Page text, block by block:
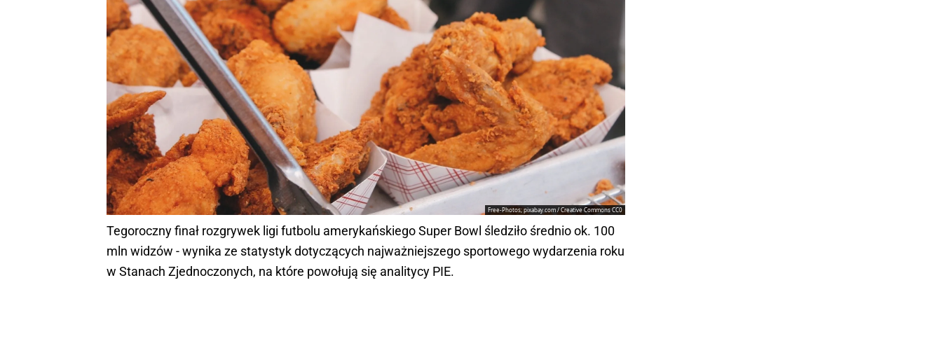
Free-Photos; pixabay.com / Creative Commons CC0
Tegoroczny finał rozgrywek ligi futbolu amerykańskiego Super Bowl śledziło średnio ok. 100
mln widzów - wynika ze statystyk dotyczących najważniejszego sportowego wydarzenia roku
w Stanach Zjednoczonych, na które powołują się analitycy PIE.